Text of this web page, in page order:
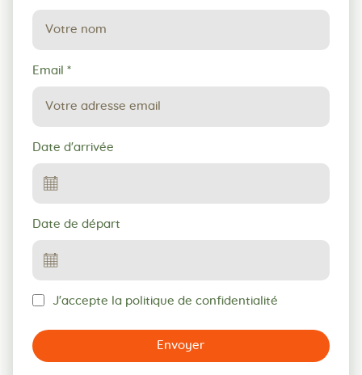
Email *
Date d'arrivée
Date de départ
J'accepte la politique de confidentialité
Envoyer